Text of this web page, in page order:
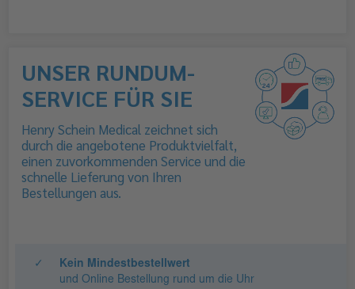
UNSER RUNDUM-
SERVICE FÜR SIE
Henry Schein Medical zeichnet sich
durch die angebotene Produktvielfalt,
einen zuvorkommenden Service und die
schnelle Lieferung von Ihren
Bestellungen aus.
✓
Kein Mindestbestellwert
und Online Bestellung rund um die Uhr